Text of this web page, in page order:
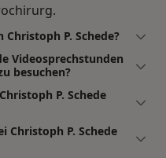
P. Schede?
Videosprechstunden
besuchen?
P. Schede
Christoph P. Schede